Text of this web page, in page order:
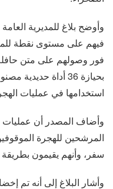
وأوضح بلاغ للمديرية
فيهم على مستوى نقطة
فور وصولهم على متن
بحيازة 36 أداة
استخدامها في عمليات
وأضاف المصدر أن
المرشحين للهجرة
سفر، وأنهم يقيمون
وأشار البلاغ إلى أنه تم